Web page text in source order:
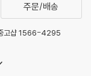
주문/배송
고샵 1566-4295